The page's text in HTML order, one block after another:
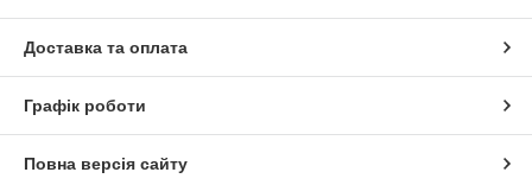
Доставка та оплата
Графік роботи
Повна версія сайту